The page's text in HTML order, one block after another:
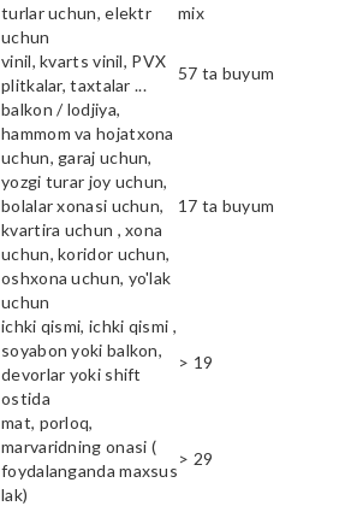
turlar uchun, elektr
uchun
mix
vinil, kvarts vinil, PVX
plitkalar, taxtalar ...
57 ta buyum
balkon / lodjiya,
hammom va hojatxona
uchun, garaj uchun,
yozgi turar joy uchun,
bolalar xonasi uchun,
kvartira uchun , xona
uchun, koridor uchun,
oshxona uchun, yo'lak
uchun
17 ta buyum
ichki qismi, ichki qismi ,
soyabon yoki balkon,
devorlar yoki shift
ostida
> 19
mat, porloq,
marvaridning onasi (
foydalanganda maxsus
lak)
> 29